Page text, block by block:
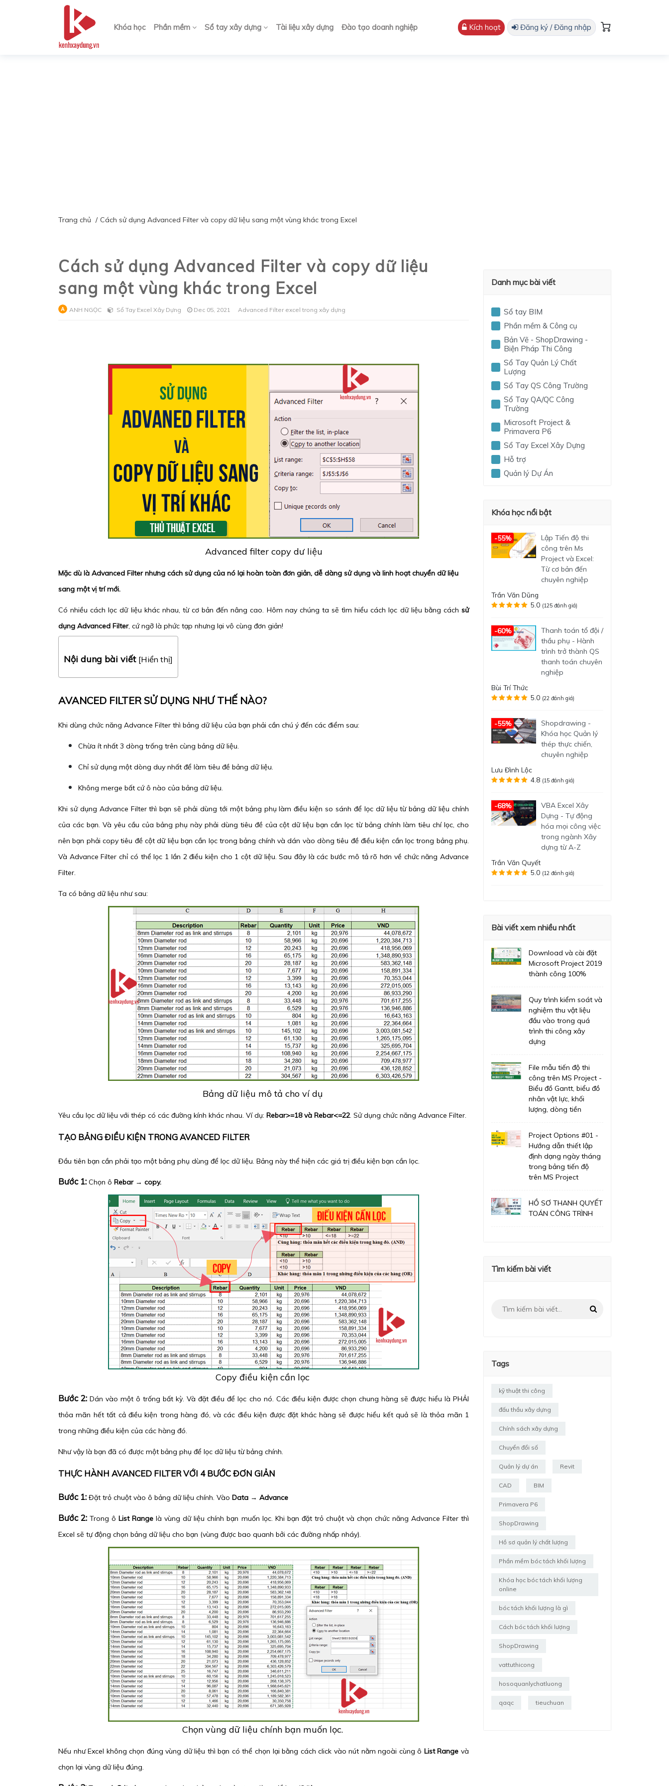
Khóa học Phần mềm Sổ tay xây dựng Tài liệu xây dựng Đào tạo doanh nghiệp Kích hoạt Đăng ký / Đăng nhập
Trang chủ Cách sử dụng Advanced Filter và copy dữ liệu sang một vùng khác trong Excel
Cách sử dụng Advanced Filter và copy dữ liệu
sang một vùng khác trong Excel
ANH NGỌC Sổ Tay Excel Xây Dựng Dec 05, 2021 Advanced Filter excel trong xây dựng
Advanced filter copy dư liệu
Mặc dù là Advanced Filter nhưng cách sử dụng của nó lại hoàn toàn đơn giản, dễ dàng sử dụng và linh hoạt chuyển dữ liệu
sang một vị trí mới.
Có nhiều cách lọc dữ liệu khác nhau, từ cơ bản đến nâng cao. Hôm nay chúng ta sẽ tìm hiểu cách lọc dữ liệu bằng cách sử
dụng Advanced Filter, cứ ngỡ là phức tạp nhưng lại vô cùng đơn giản!
Nội dung bài viết [Hiển thị]
AVANCED FILTER SỬ DỤNG NHƯ THẾ NÀO?
Khi dùng chức năng Advance Filter thì bảng dữ liệu của bạn phải cần chú ý đến các điểm sau:
Chừa ít nhất 3 dòng trống trên cùng bảng dữ liệu.
Chỉ sử dụng một dòng duy nhất để làm tiêu đề bảng dữ liệu.
Không merge bất cứ ô nào của bảng dữ liệu.
Khi sử dụng Advance Filter thì bạn sẽ phải dùng tới một bảng phụ làm điều kiện so sánh để lọc dữ liệu từ bảng dữ liệu chính
của các bạn. Và yêu cầu của bảng phụ này phải dùng tiêu đề của cột dữ liệu bạn cần lọc từ bảng chính làm tiêu chí lọc, cho
nên bạn phải copy tiêu đề cột dữ liệu bạn cần lọc trong bảng chính và dán vào dòng tiêu đề điều kiện cần lọc trong bảng phụ.
Và Advance Filter chỉ có thể lọc 1 lần 2 điều kiện cho 1 cột dữ liệu. Sau đây là các bước mô tả rõ hơn về chức năng Advance
Filter.
Ta có bảng dữ liệu như sau:
Bảng dữ liệu mô tả cho ví dụ
Yêu cầu lọc dữ liệu với thép có các đường kính khác nhau. Ví dụ: Rebar>=18 và Rebar<=22. Sử dụng chức năng Advance Filter.
TẠO BẢNG ĐIỀU KIỆN TRONG AVANCED FILTER
Đầu tiên bạn cần phải tạo một bảng phụ dùng để lọc dữ liệu. Bảng này thể hiện các giá trị điều kiện bạn cần lọc.
Bước 1: Chọn ô Rebar→ copy.
Copy điều kiện cần lọc
Bước 2:Dán vào một ô trống bất kỳ. Và đặt điều để lọc cho nó. Các điều kiện được chọn chung hàng sẽ được hiểu là PHẢI
thỏa mãn hết tất cả điều kiện trong hàng đó, và các điều kiện được đặt khác hàng sẽ được hiểu kết quả sẽ là thỏa mãn 1
trong những điều kiện của các hàng đó.
Như vậy là bạn đã có được một bảng phụ để lọc dữ liệu từ bảng chính.
THỰC HÀNH AVANCED FILTER VỚI 4 BƯỚC ĐƠN GIẢN
Bước 1: Đặt trỏ chuột vào ô bảng dữ liệu chính. Vào Data → Advance
Bước 2:Trong ôList Rangelà vùng dữ liệu chính bạn muốn lọc. Khi bạn đặt trỏ chuột và chọn chức năng Advance Filter thì
Excel sẽ tự động chọn bảng dữ liệu cho bạn (vùng được bao quanh bởi các đường nhấp nháy).
Chọn vùng dữ liệu chính bạn muốn lọc.
Nếu như Excel không chọn đúng vùng dữ liệu thì bạn có thể chọn lại bằng cách click vào nút nằm ngoài cùng ô List Range và
chọn lại vùng dữ liệu đúng.
Danh mục bài viết
Sổ tay BIM
Phần mềm & Công cụ
Bản Vẽ - ShopDrawing -
Biện Pháp Thi Công
Sổ Tay Quản Lý Chất
Lượng
Sổ Tay QS Công Trường
Sổ Tay QA/QC Công
Trường
Microsoft Project &
Primavera P6
Sổ Tay Excel Xây Dựng
Hỗ trợ
Quản lý Dự Án
Khóa học nổi bật
-55%
Lập Tiến độ thi
công trên Ms
Project và Excel:
Từ cơ bản đến
chuyên nghiệp
Trần Văn Dũng
5.0 (125 đánh giá)
-60%
Thanh toán tổ đội /
thầu phụ - Hành
trình trở thành QS
thanh toán chuyên
nghiệp
Bùi Trí Thức
5.0 (22 đánh giá)
-55%
Shopdrawing -
Khóa học Quản lý
thép thực chiến,
chuyên nghiệp
Lưu Đình Lộc
4.8 (15 đánh giá)
-68%
VBA Excel Xây
Dựng - Tự động
hóa mọi công việc
trong ngành Xây
dựng từ A-Z
Trần Văn Quyết
5.0 (12 đánh giá)
Bài viết xem nhiều nhất
Download và cài đặt
Microsoft Project 2019
thành công 100%
Quy trình kiểm soát và
nghiệm thu vật liệu
đầu vào trong quá
trình thi công xây
dựng
File mẫu tiến độ thi
công trên MS Project -
Biểu đồ Gantt, biểu đồ
nhân vật lực, khối
lượng, dòng tiền
Project Options #01 -
Hướng dẫn thiết lập
định dạng ngày tháng
trong bảng tiến độ
trên MS Project
HỒ SƠ THANH QUYẾT
TOÁN CÔNG TRÌNH
Tìm kiếm bài viết
Tags
kỹ thuật thi công
đấu thầu xây dựng
Chính sách xây dựng
Chuyển đổi số
Quản lý dự án Revit
CAD BIM
Primavera P6
ShopDrawing
Hồ sơ quản lý chất lượng
Phần mềm bóc tách khối lượng
Khóa học bóc tách khối lượng
online
bóc tách khối lượng là gì
Cách bóc tách khối lượng
ShopDrawing
vattuthicong
hosoquanlychatluong
qaqc tieuchuan